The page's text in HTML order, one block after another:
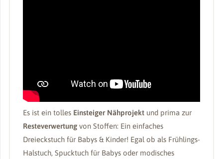
Es ist ein tolles Einsteiger Nähprojektund prima zur
Resteverwertungvon Stoffen: Ein einfaches
Dreieckstuch für Babys & Kinder! Egal ob als Frühlings-
Halstuch, Spucktuch für Babys oder modisches